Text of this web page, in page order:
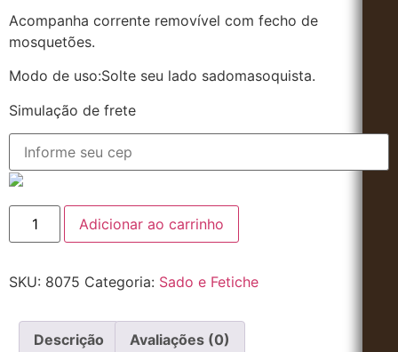
Acompanha corrente removível com fecho de
mosquetões.
Modo de uso:Solte seu lado sadomasoquista.
Simulação de frete
Adicionar ao carrinho
SKU: 8075 Categoria: Sado e Fetiche
Descrição Avaliações (0)